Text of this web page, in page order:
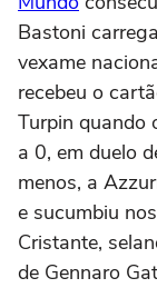
Bastoni
vexame
recebeu o
Turpin quando
a 0, em duelo
menos, a
e sucumbiu
Cristante,
de Gennaro